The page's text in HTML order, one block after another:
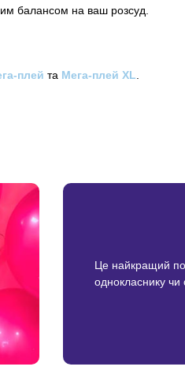
балансом на ваш розсуд.
плей та Мега-плей XL
Це найкращий
однокласнику чи